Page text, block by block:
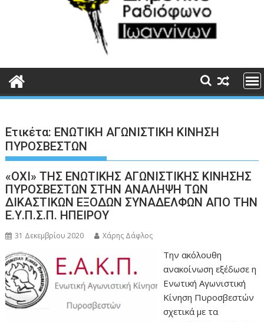
Ετικέτα: ΕΝΩΤΙΚΗ ΑΓΩΝΙΣΤΙΚΗ ΚΙΝΗΣΗ
ΠΥΡΟΣΒΕΣΤΩΝ
«ΟΧΙ» ΤΗΣ ΕΝΩΤΙΚΗΣ ΑΓΩΝΙΣΤΙΚΗΣ ΚΙΝΗΣΗΣ
ΠΥΡΟΣΒΕΣΤΩΝ ΣΤΗΝ ΑΝΑΛΗΨΗ ΤΩΝ
ΔΙΚΑΣΤΙΚΩΝ ΕΞΟΔΩΝ ΣΥΝΑΔΕΛΦΩΝ ΑΠΟ ΤΗΝ
Ε.Υ.Π.Σ.Π. ΗΠΕΙΡΟΥ
31 Δεκεμβρίου 2020 Χάρης Δάφλος
Την ακόλουθη
ανακοίνωση εξέδωσε η
Ενωτική Αγωνιστική
Κίνηση Πυροσβεστών
σχετικά με τα